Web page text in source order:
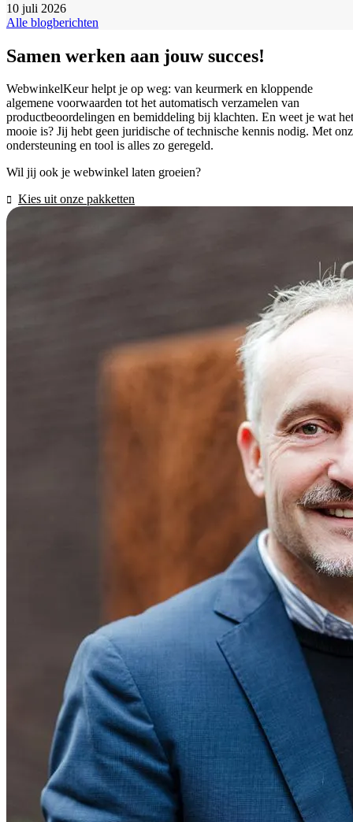
10 juli 2026
Alle blogberichten
Samen werken aan jouw succes!
WebwinkelKeur helpt je op weg: van keurmerk en kloppende
algemene voorwaarden tot het automatisch verzamelen van
productbeoordelingen en bemiddeling bij klachten. En weet je wat het
mooie is? Jij hebt geen juridische of technische kennis nodig. Met
ondersteuning en tool is alles zo geregeld.
Wil jij ook je webwinkel laten groeien?
Kies uit onze pakketten